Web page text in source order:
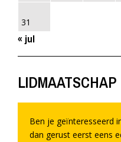
31
« jul
LIDMAATSCHAP
Ben je geïnteresseerd
dan gerust eerst eens